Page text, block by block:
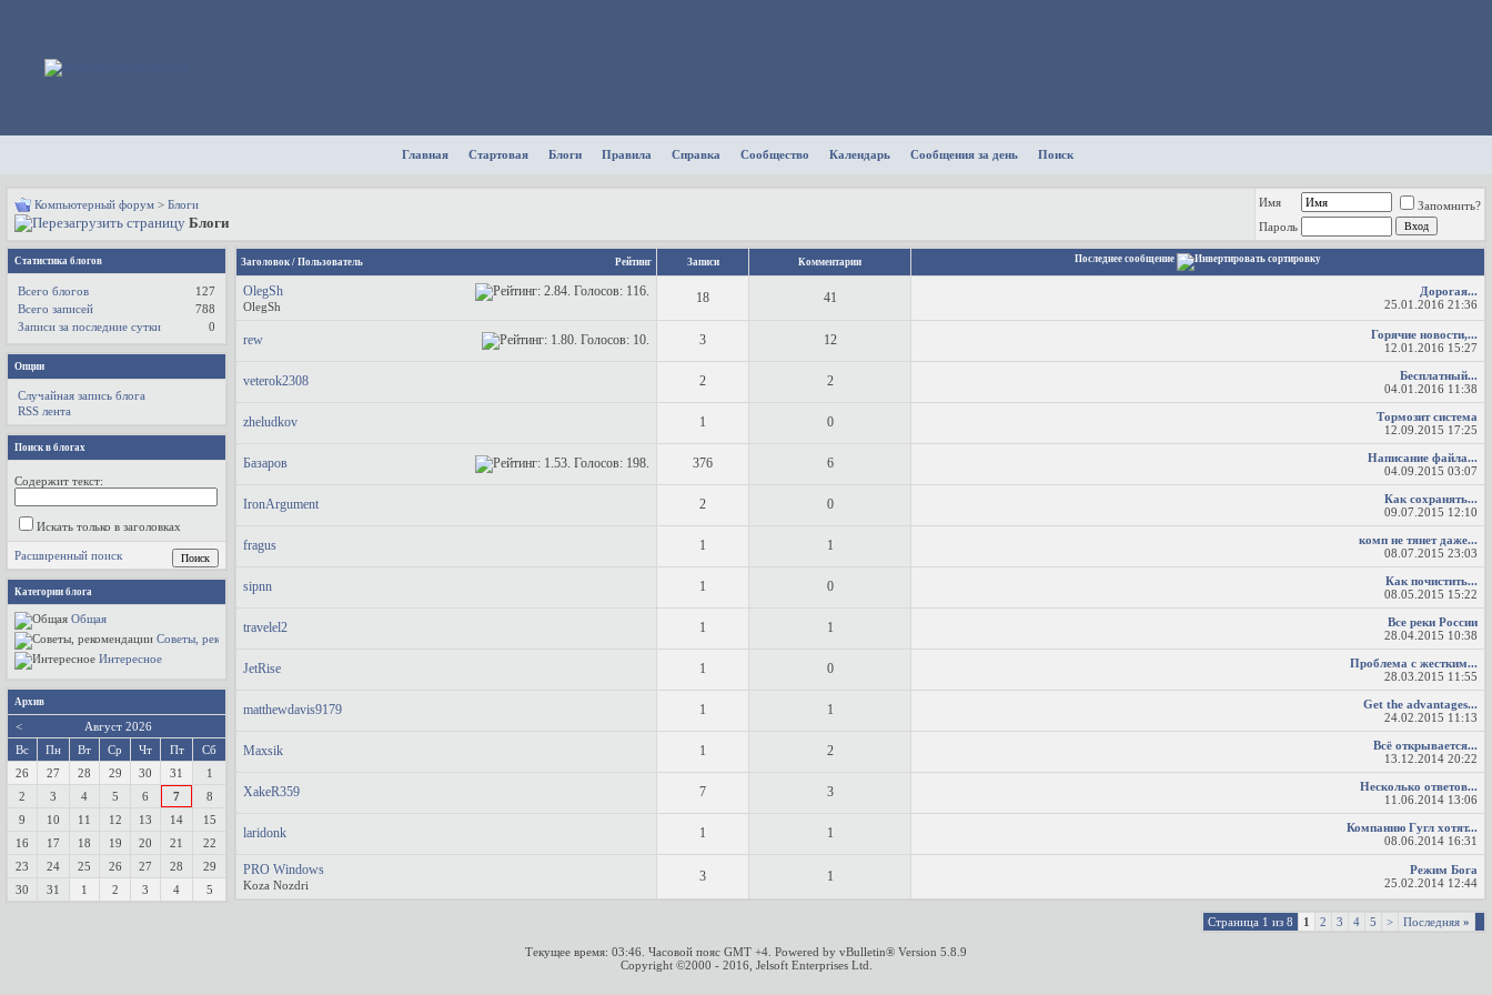
Главная Стартовая Блоги Правила Справка Сообщество Календарь Сообщения за день Поиск
Компьютерный форум > Блоги
Блоги
Имя
Запомнить?
Пароль
Рейтинг
Заголовок / Пользователь Записи Комментарии Последнее сообщение
OlegSh
OlegSh
18 41
Дорогая...
25.01.2016 21:36
rew 3 12
Горячие новости,...
12.01.2016 15:27
veterok2308 2 2
Бесплатный...
04.01.2016 11:38
zheludkov 1 0
Тормозит система
12.09.2015 17:25
Базаров 376 6
Написание файла...
04.09.2015 03:07
IronArgument 2 0
Как сохранять...
09.07.2015 12:10
fragus 1 1
комп не тянет даже...
08.07.2015 23:03
sipnn 1 0
Как почистить...
08.05.2015 15:22
travelel2 1 1
Все реки России
28.04.2015 10:38
JetRise 1 0
Проблема с жестким...
28.03.2015 11:55
matthewdavis9179 1 1
Get the advantages...
24.02.2015 11:13
Maxsik 1 2
Всё открывается...
13.12.2014 20:22
XakeR359 7 3
Несколько ответов...
11.06.2014 13:06
laridonk 1 1
Компанию Гугл хотят...
08.06.2014 16:31
PRO Windows
Koza Nozdri
3 1
Режим Бога
25.02.2014 12:44
Страница 1 из 8 1 2 3 4 5 > Последняя »
Статистика блогов
Всего блогов
127
Всего записей
788
Записи за последние сутки
0
Опции
Случайная запись блога
RSS лента
Поиск в блогах
Содержит текст:
Искать только в заголовках
Расширенный поиск
Категории блога
Общая
Советы, рекомендации
Интересное
Архив
<
Август 2026
Вс
Пн Вт Ср Чт Пт
Сб
26
27 28 29 30 31
1
2
3 4 5 6 7
8
9
10 11 12 13 14
15
16
17 18 19 20 21
22
23
24 25 26 27 28
29
30
31 1 2 3 4 5
Текущее время: 03:46 . Часовой пояс GMT +4. Powered by vBulletin® Version 5.8.9
Copyright ©2000 - 2016, Jelsoft Enterprises Ltd.